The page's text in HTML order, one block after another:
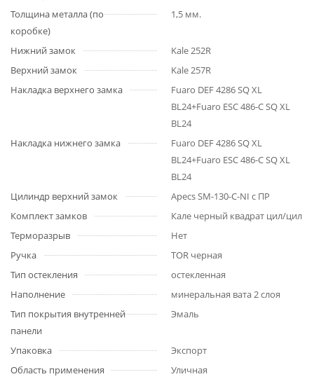
Толщина металла (по
коробке)
1,5 мм.
Нижний замок
Kale 252R
Верхний замок
Kale 257R
Накладка верхнего замка
Fuaro DEF 4286 SQ XL
BL24+Fuaro ESC 486-C SQ XL
BL24
Накладка нижнего замка
Fuaro DEF 4286 SQ XL
BL24+Fuaro ESC 486-C SQ XL
BL24
Цилиндр верхний замок
Apecs SM-130-C-NI c ПР
Комплект замков
Кале черный квадрат цил/цил
Терморазрыв
Нет
Ручка
TOR черная
Тип остекления
остекленная
Наполнение
минеральная вата 2 слоя
Тип покрытия внутренней
панели
Эмаль
Упаковка
Экспорт
Область применения
Уличная